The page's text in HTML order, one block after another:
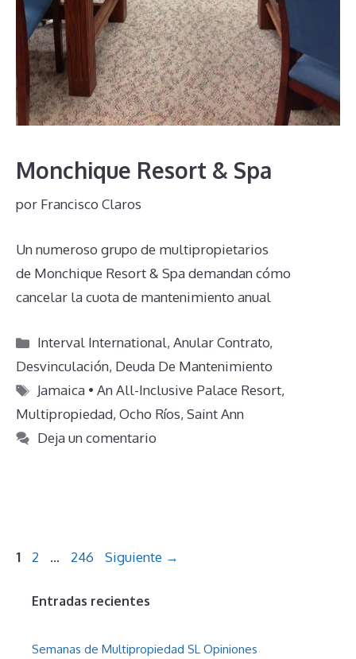
Monchique Resort & Spa
por Francisco Claros
Un numeroso grupo de multipropietarios
de Monchique Resort & Spa demandan cómo
cancelar la cuota de mantenimiento anual
Categorías
Interval International,Anular Contrato,
Desvinculación, Deuda De Mantenimiento
Etiquetas
Jamaica • An All-Inclusive Palace Resort,
Multipropiedad, Ocho Ríos, Saint Ann
Deja un comentario
Página
1 Página
2 … Página
246 Siguiente →
Entradas recientes
Semanas de Multipropiedad SL Opiniones